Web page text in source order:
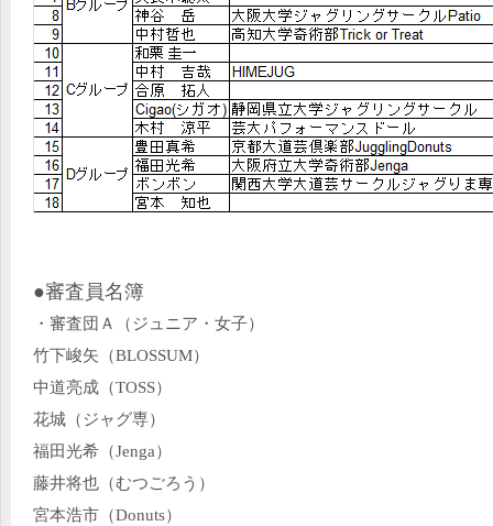
●審査員名簿
・審査団Ａ（ジュニア・女子）
竹下峻矢（BLOSSUM）
中道亮成（TOSS）
花城（ジャグ専）
福田光希（Jenga）
藤井将也（むつごろう）
宮本浩市（Donuts）